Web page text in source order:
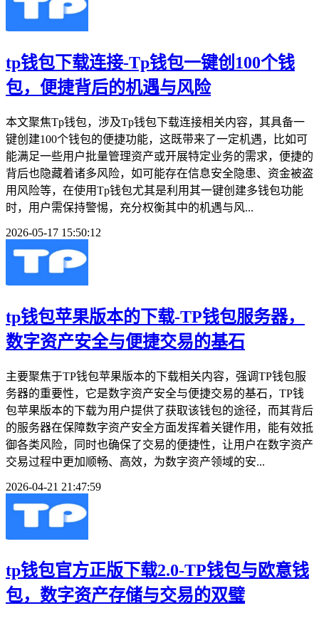
tp钱包下载连接-Tp钱包一键创100个钱
包，便捷背后的机遇与风险
本文聚焦Tp钱包，涉及Tp钱包下载连接相关内容，其具备一
键创建100个钱包的便捷功能，这既带来了一定机遇，比如可
能满足一些用户批量管理资产或开展特定业务的需求，便捷的
背后也隐藏着诸多风险，如可能存在信息安全隐患、资金被盗
用风险等，在使用Tp钱包尤其是利用其一键创建多钱包功能
时，用户需保持警惕，充分权衡其中的机遇与风...
2026-05-17 15:50:12
tp钱包苹果版本的下载-TP钱包服务器，
数字资产安全与便捷交易的基石
主要聚焦于TP钱包苹果版本的下载相关内容，强调TP钱包服
务器的重要性，它是数字资产安全与便捷交易的基石，TP钱
包苹果版本的下载为用户提供了获取该钱包的途径，而其背后
的服务器在保障数字资产安全方面发挥着关键作用，能有效抵
御各类风险，同时也确保了交易的便捷性，让用户在数字资产
交易过程中更加顺畅、高效，为数字资产领域的安...
2026-04-21 21:47:59
tp钱包官方正版下载2.0-TP钱包与欧意钱
包，数字资产存储与交易的双璧